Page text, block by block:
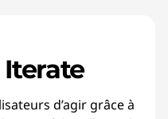
d’agir grâce à